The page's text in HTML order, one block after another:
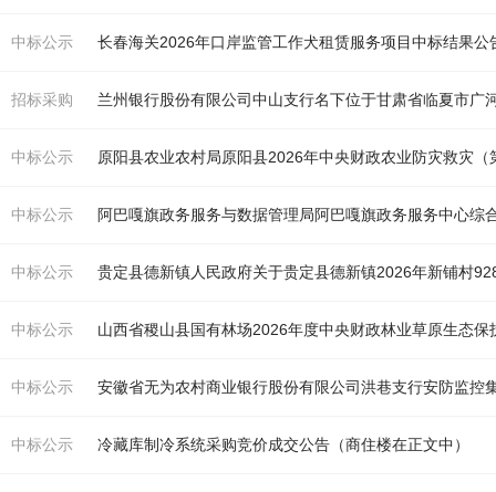
中标公示 长春海关2026年口岸监管工作犬租赁服务项目中标结果公
招标采购 兰州银行股份有限公司中山支行名下位于甘肃省临夏市广
中标公示 原阳县农业农村局原阳县2026年中央财政农业防灾救灾
中标公示
中标公示
中标公示 山西省稷山县国有林场2026年度中央财政林业草原生态
中标公示 安徽省无为农村商业银行股份有限公司洪巷支行安防监控
中标公示 冷藏库制冷系统采购竞价成交公告（商住楼在正文中）